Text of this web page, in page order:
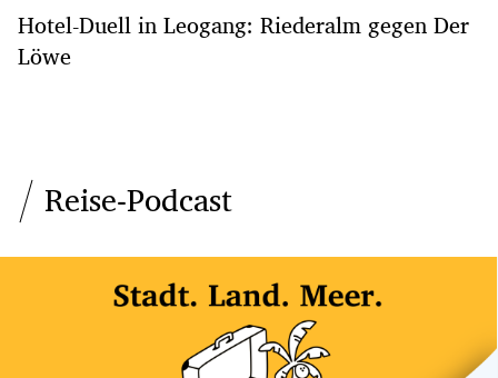
Hotel-Duell in Leogang: Riederalm gegen Der
Löwe
Reise-Podcast